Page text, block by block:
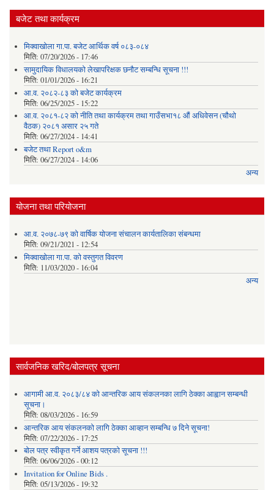
बजेट तथा कार्यक्रम
मिक्वाखोला गा.पा. बजेट आर्थिक वर्ष ०८३-०८४
मिति: 07/20/2026 - 17:46
सामुदायिक विधालयको लेखापरिक्षक छनौट सम्बन्धि सूचना !!!
मिति: 01/01/2026 - 16:21
आ.व. २०८२-८३ को बजेट कार्यक्रम
मिति: 06/25/2025 - 15:22
आ.व. २०८१-८२ को नीति तथा कार्यक्रम तथा गाउँसभा१८ औं अधिवेसन (चौथो
वैठक) २०८१ असार २५ गते
मिति: 06/27/2024 - 14:41
बजेट तथा Report o&m
मिति: 06/27/2024 - 14:06
अन्य
योजना तथा परियोजना
आ.व. २०७८-७९ को वार्षिक योजना संचालन कार्यतालिका संबन्धमा
मिति: 09/21/2021 - 12:54
मिक्वाखोला गा.पा. को वस्तुगत विवरण
मिति: 11/03/2020 - 16:04
अन्य
सार्वजनिक खरिद/बोलपत्र सूचना
आगामी आ.व. २०८३/८४ को आन्तरिक आय संकलनका लागि ठेक्का आह्वान सम्बन्धी
सूचना।
मिति: 08/03/2026 - 16:59
आन्तरिक आय संकलनको लागि ठेक्‍का आव्हान सम्बन्धि ७ दिने सूचना!
मिति: 07/22/2026 - 17:25
बोल पत्र स्वीकृत गर्ने आशय पत्रको सूचना !!!
मिति: 06/06/2026 - 00:12
Invitation for Online Bids .
मिति: 05/13/2026 - 19:32